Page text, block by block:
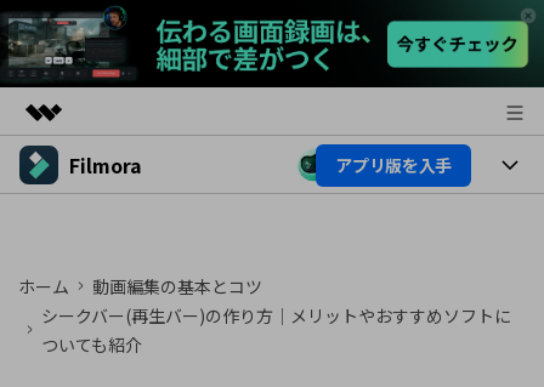
製品
ソリューション
企業情報
プラン＆価格
Filmora アプリ版を入手
プラットフォーム
製品機能
AI機能
AI機能
活用法
ホーム
動画編集の基本とコツ
シークバー(再生バー)の作り方｜メリットやおすすめソフトに
ついても紹介